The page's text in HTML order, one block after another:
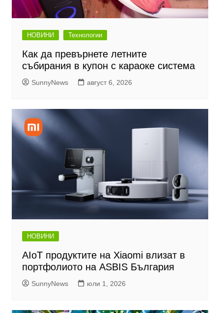
НОВИНИ Технологии
Как да превърнете летните
събирания в купон с караоке система
SunnyNews август 6, 2026
НОВИНИ
AIoT продуктите на Xiaomi влизат в
портфолиото на ASBIS България
SunnyNews юли 1, 2026